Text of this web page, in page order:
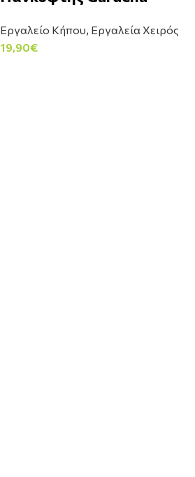
Εργαλείο Κήπου, Εργαλεία Χειρός
19,90€